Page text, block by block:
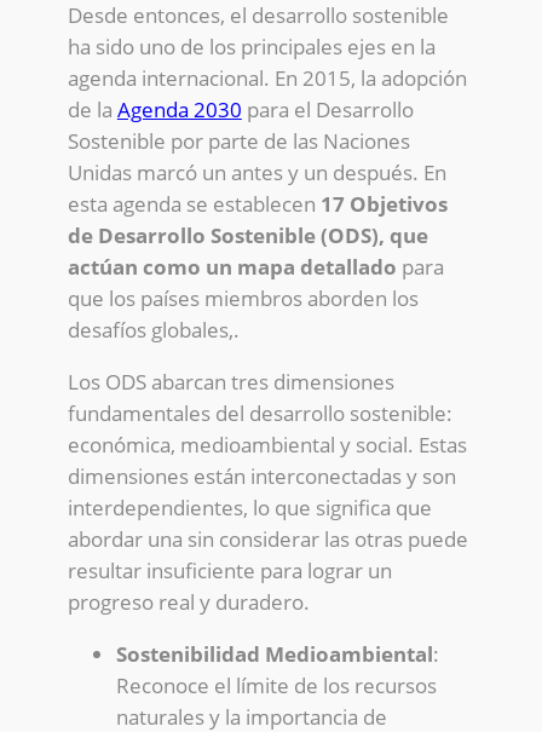
Desde entonces, el desarrollo sostenible
ha sido uno de los principales ejes en la
agenda internacional. En 2015, la adopción
de la Agenda 2030 para el Desarrollo
Sostenible por parte de las Naciones
Unidas marcó un antes y un después. En
esta agenda se establecen 17 Objetivos
de Desarrollo Sostenible (ODS), que
actúan como un mapa detallado para
que los países miembros aborden los
desafíos globales,.
Los ODS abarcan tres dimensiones
fundamentales del desarrollo sostenible:
económica, medioambiental y social. Estas
dimensiones están interconectadas y son
interdependientes, lo que significa que
abordar una sin considerar las otras puede
resultar insuficiente para lograr un
progreso real y duradero.
Sostenibilidad Medioambiental:
Reconoce el límite de los recursos
naturales y la importancia de